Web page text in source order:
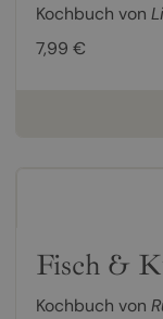
Kochbuch von
7,99 €
Fisch &
Kochbuch von